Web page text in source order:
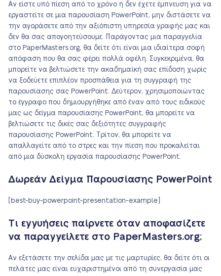
Αν είστε υπό πίεση από το χρόνο ή δεν έχετε έμπνευση για να
εργαστείτε σε μια παρουσίαση PowerPoint, μην διστάσετε να
την αγοράσετε από την αξιόπιστη υπηρεσία γραφής μας και
δεν θα σας απογοητεύσουμε. Παράγοντας μια παραγγελία
στο PaperMasters.org, θα δείτε ότι είναι μια ιδιαίτερα σοφή
απόφαση που θα σας φέρει πολλά οφέλη. Συγκεκριμένα, θα
μπορείτε να βελτιώσετε την ακαδημαϊκή σας επίδοση χωρίς
να ξοδεύετε επιπλέον προσπάθεια για τη συγγραφή της
παρουσίασης σας PowerPoint. Δεύτερον, χρησιμοποιώντας
το έγγραφο που δημιουργήθηκε από έναν από τους ειδικούς
μας ως δείγμα παρουσίασης PowerPoint, θα μπορείτε να
βελτιώσετε τις δικές σας δεξιότητες συγγραφής
παρουσίασης PowerPoint. Τρίτον, θα μπορείτε να
απαλλαγείτε από το στρες και την πίεση που προκαλείται
από μια δύσκολη εργασία παρουσίασης PowerPoint.
Δωρεάν Δείγμα Παρουσίασης PowerPoint
[best-buy-powerpoint-presentation-example]
Τι εγγυήσεις παίρνετε όταν αποφασίζετε
να παραγγείλετε στο PaperMasters.org;
Αν εξετάσετε την σελίδα μας με τις μαρτυρίες, θα δείτε ότι οι
πελάτες μας είναι ευχαριστημένοι από τη συνεργασία μας